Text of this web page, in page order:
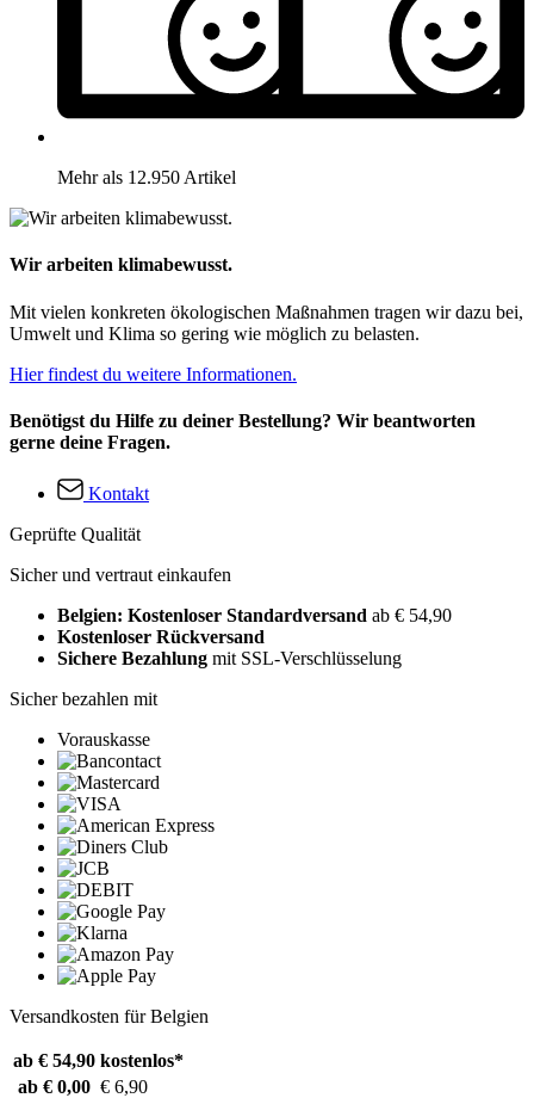
Mehr als 12.950 Artikel
Wir arbeiten klimabewusst.
Mit vielen konkreten ökologischen Maßnahmen tragen wir dazu bei,
Umwelt und Klima so gering wie möglich zu belasten.
Hier findest du weitere Informationen.
Benötigst du Hilfe zu deiner Bestellung? Wir beantworten
gerne deine Fragen.
Kontakt
Geprüfte Qualität
Sicher und vertraut einkaufen
Belgien: Kostenloser Standardversand ab € 54,90
Kostenloser Rückversand
Sichere Bezahlung mit SSL-Verschlüsselung
Sicher bezahlen mit
Vorauskasse
Versandkosten für Belgien
ab € 54,90 kostenlos*
ab € 0,00 € 6,90